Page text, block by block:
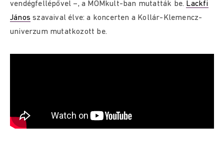
vendégfellépővel –, a MOMkult-ban mutatták be. Lackfi
János szavaival élve: a koncerten a Kollár-Klemencz-
univerzum mutatkozott be.